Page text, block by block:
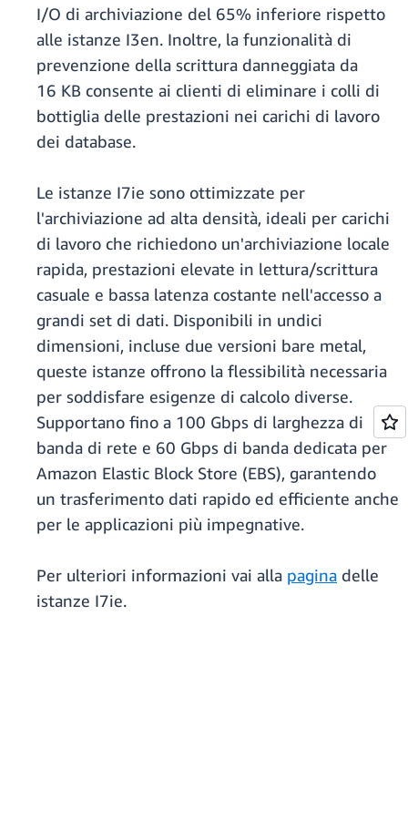
I/O di archiviazione del 65% inferiore rispetto
alle istanze I3en. Inoltre, la funzionalità di
prevenzione della scrittura danneggiata da
16 KB consente ai clienti di eliminare i colli di
bottiglia delle prestazioni nei carichi di lavoro
dei database.
Le istanze I7ie sono ottimizzate per
l'archiviazione ad alta densità, ideali per carichi
di lavoro che richiedono un'archiviazione locale
rapida, prestazioni elevate in lettura/scrittura
casuale e bassa latenza costante nell'accesso a
grandi set di dati. Disponibili in undici
dimensioni, incluse due versioni bare metal,
queste istanze offrono la flessibilità necessaria
per soddisfare esigenze di calcolo diverse.
Supportano fino a 100 Gbps di larghezza di
banda di rete e 60 Gbps di banda dedicata per
Amazon Elastic Block Store (EBS), garantendo
un trasferimento dati rapido ed efficiente anche
per le applicazioni più impegnative.
Per ulteriori informazioni vai alla pagina delle
istanze I7ie.